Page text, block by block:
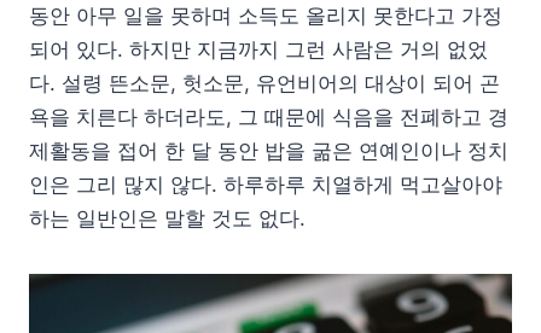
동안 아무 일을 못하며 소득도 올리지 못한다고 가정
되어 있다. 하지만 지금까지 그런 사람은 거의 없었
다. 설령 뜬소문, 헛소문, 유언비어의 대상이 되어 곤
욕을 치른다 하더라도, 그 때문에 식음을 전폐하고 경
제활동을 접어 한 달 동안 밥을 굶은 연예인이나 정치
인은 그리 많지 않다. 하루하루 치열하게 먹고살아야
하는 일반인은 말할 것도 없다.